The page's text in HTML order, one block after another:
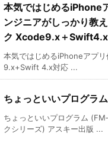
本気ではじめるiPhone
ンジニアがしっかり教
ク Xcode9.x＋Swift4.x
本気ではじめるiPhoneアプ
9.x+Swift 4.x対応 ...
ちょっといいプログラ
ちょっといいプログラム
クシリーズ) アスキー出版 ...